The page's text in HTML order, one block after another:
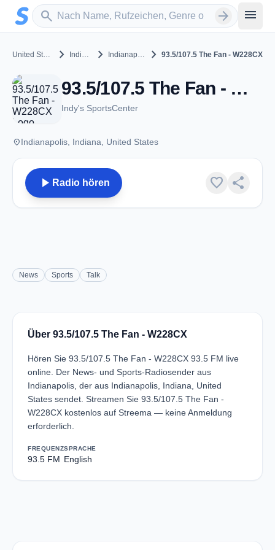
Zum Hauptinhalt springen
search
Sender suchen arrow_forward menu
United States chevron_right Indiana chevron_right Indianapolis chevron_right 93.5/107.5 The Fan - W228CX
93.5/107.5 The Fan - W228CX - FM 93.5 - Indianapolis, IN
Indy's SportsCenter
placeIndianapolis, Indiana, United States
play_arrow Radio hören favorite share
News Sports Talk
Über 93.5/107.5 The Fan - W228CX
Hören Sie 93.5/107.5 The Fan - W228CX 93.5 FM live
online. Der News- und Sports-Radiosender aus
Indianapolis, der aus Indianapolis, Indiana, United
States sendet. Streamen Sie 93.5/107.5 The Fan -
W228CX kostenlos auf Streema — keine Anmeldung
erforderlich.
FREQUENZ
93.5 FM
SPRACHE
English